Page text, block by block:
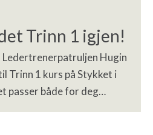
Trinn 1 igjen!
Ledertrenerpatruljen Hugin
Trinn 1 kurs på Stykket i
passer både for deg…